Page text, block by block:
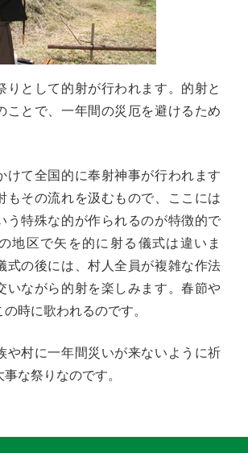
りとして的射が行われます。的射と
ことで、一年間の災厄を避けるため
けて全国的に奉射神事が行われます
もその流れを汲むもので、ここには
う特殊な的が作られるのが特徴的で
地区で矢を的に射る儀式は違いま
式の後には、村人全員が複雑な作法
いながら的射を楽しみます。春節や
時に歌われるのです。
や村に一年間災いが来ないように祈
な祭りなのです。